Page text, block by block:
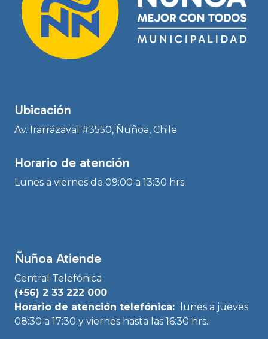
Ubicación
Av. Irarrázaval #3550, Ñuñoa, Chile
Horario de atención
Lunes a viernes de 09:00 a 13:30 hrs.
Ñuñoa Atiende
Central Telefónica
(+56) 2 33 222 000
Horario de atención telefónica:
lunes a jueves
08:30 a 17:30 y viernes hasta las 16:30 hrs.